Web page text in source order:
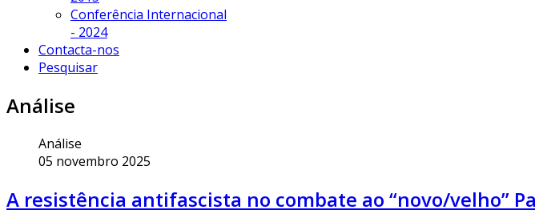
Conferência Internacional
- 2024
Contacta-nos
Pesquisar
Análise
Análise
05 novembro 2025
A resistência antifascista no combate ao “novo/velho”